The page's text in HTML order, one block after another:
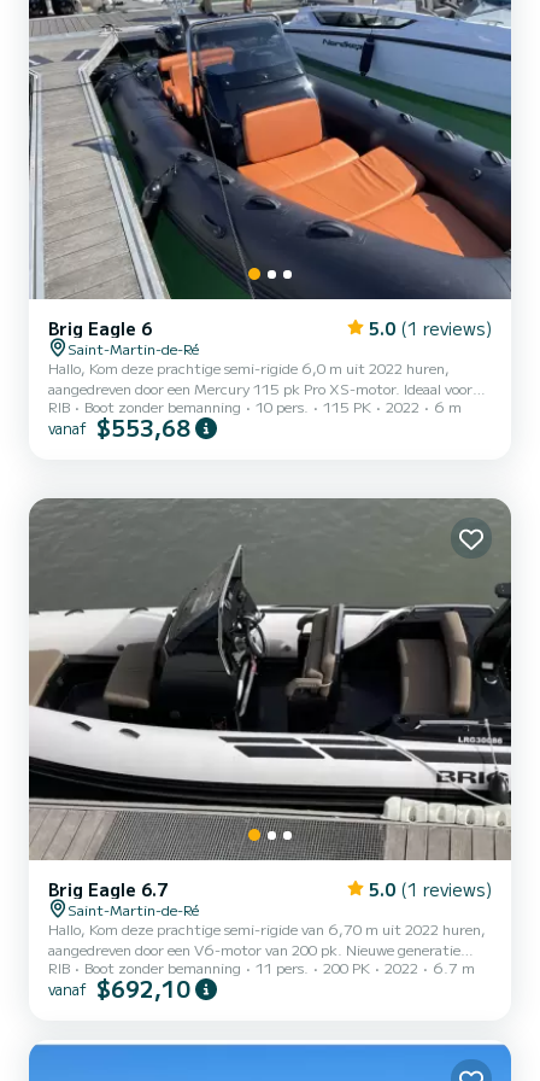
Brig Eagle 6 5.0 (1 reviews)
Saint-Martin-de-Ré
Hallo, Kom deze prachtige semi-rigide 6,0 m uit 2022 huren,
aangedreven door een Mercury 115 pk Pro XS-motor. Ideaal voor
een uitje met vrienden of familie. Het is uitgerust met een skimat,
geluidssysteem, Bluetooth, handdouche, zoet water... Aarzel niet
RIB Boot zonder bemanning 10 pers. 115 PK 2022 6 m
vanaf $553,68
Brig Eagle 6.7 5.0 (1 reviews)
Saint-Martin-de-Ré
Hallo, Kom deze prachtige semi-rigide van 6,70 m uit 2022 huren,
aangedreven door een V6-motor van 200 pk. Nieuwe generatie
"zeer laag verbruik", ideaal voor uitstapjes met vrienden of familie.
Het is uitgerust met een skimat, geluidssysteem, Bluetooth,
snel ! Mattheüs
RIB Boot zonder bemanning 11 pers. 200 PK 2022 6.7 m
vanaf $692,10